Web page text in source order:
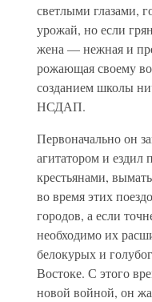
светлыми глазами,
урожай, но если
жена — нежная и
рожающая своему
созданием школы
НСДАП.
Первоначально он
агитатором и
крестьянами,
во время этих
городов, а если
необходимо их
белокурых и
Востоке. С этого
новой войной, он